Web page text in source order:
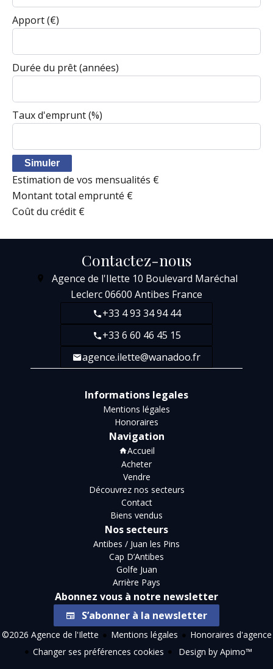
Apport(€)
Durée du prêt(années)
Taux d'emprunt(%)
Simuler
Estimation de vos mensualités €
Montant total emprunté €
Coût du crédit €
Contactez-nous
Agence de l'Ilette 10 Boulevard Maréchal
Leclerc06600 Antibes France
+33 4 93 34 94 44
+33 6 60 46 45 15
agence.ilette@wanadoo.fr
Informations legales
Mentions légales
Honoraires
Navigation
Accueil
Acheter
Vendre
Découvrez nos secteurs
Contact
Biens vendus
Nos secteurs
Antibes / Juan les Pins
Cap D’Antibes
Golfe Juan
Arrière Pays
Abonnez vous à notre newsletter
S’abonner à la newsletter
©2026 Agence de l'Ilette Mentions légales
Honoraires d'agence
Changer ses préférences cookies
Design by Apimo™